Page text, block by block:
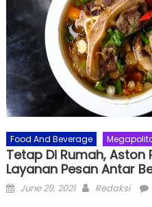
Food And Beverage
Tetap Di Rumah,
Layanan Pesan Antar
Posted
June 29, 2021 Author
Redaksi